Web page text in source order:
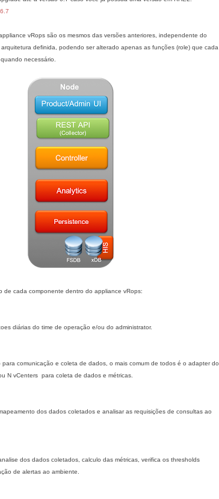
vRops são os mesmos das versões anteriores, independente do
definida, podendo ser alterado apenas as funções (role) que cada
necessário.
de cada componente dentro do appliance vRops:
diárias do time de operação e/ou do administrator.
comunicação e coleta de dados, o mais comum de todos é o adapter do
N vCenters para coleta de dados e métricas.
dos dados coletados e analisar as requisições de consultas ao
dos dados coletados, calculo das métricas, verifica os thresholds
de alertas ao ambiente.